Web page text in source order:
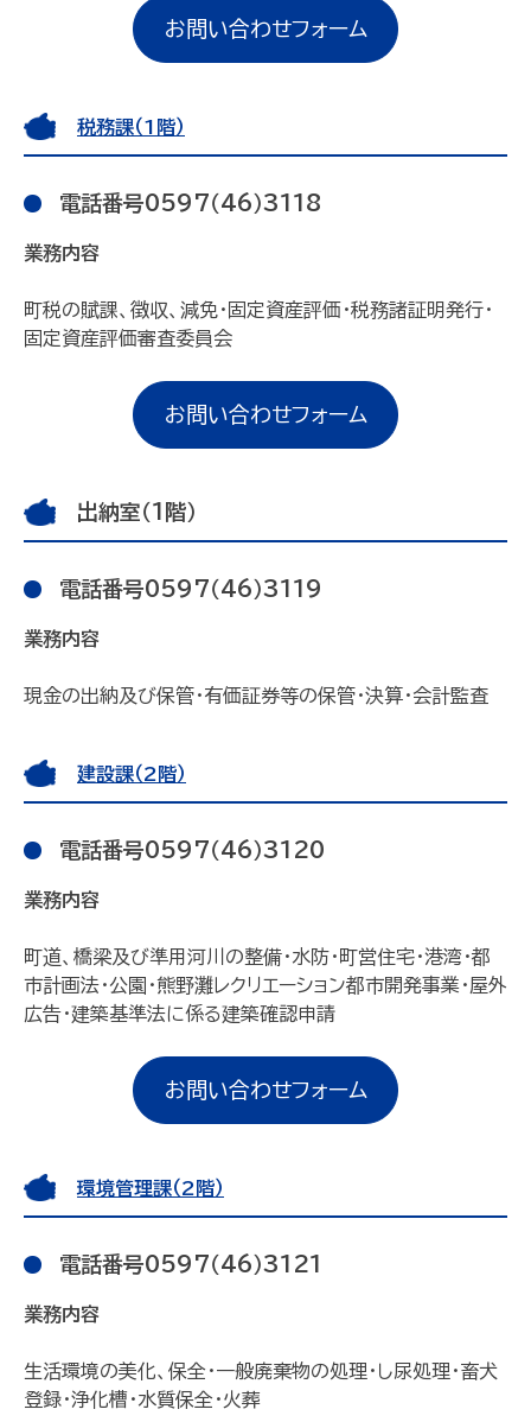
お問い合わせフォーム
税務課（1階）
電話番号0597（46）3118
業務内容
町税の賦課、徴収、減免・固定資産評価・税務諸証明発行・
固定資産評価審査委員会
お問い合わせフォーム
出納室（1階）
電話番号0597（46）3119
業務内容
現金の出納及び保管・有価証券等の保管・決算・会計監査
建設課（2階）
電話番号0597（46）3120
業務内容
町道、橋梁及び準用河川の整備・水防・町営住宅・港湾・都
市計画法・公園・熊野灘レクリエーション都市開発事業・屋外
広告・建築基準法に係る建築確認申請
お問い合わせフォーム
環境管理課（2階）
電話番号0597（46）3121
業務内容
生活環境の美化、保全・一般廃棄物の処理・し尿処理・畜犬
登録・浄化槽・水質保全・火葬